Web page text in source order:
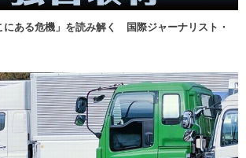
にある危機」を読み解く 国際ジャーナリスト・